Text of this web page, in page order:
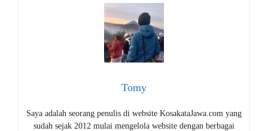
Tomy
Saya adalah seorang penulis di website KosakataJawa.com yang
sudah sejak 2012 mulai mengelola website dengan berbagai